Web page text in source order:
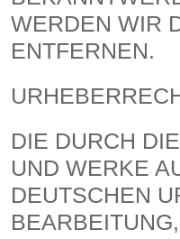
ERDEN WIR
NTFERNEN.
DIE DURCH
UND WERKE
DEUTSCHEN